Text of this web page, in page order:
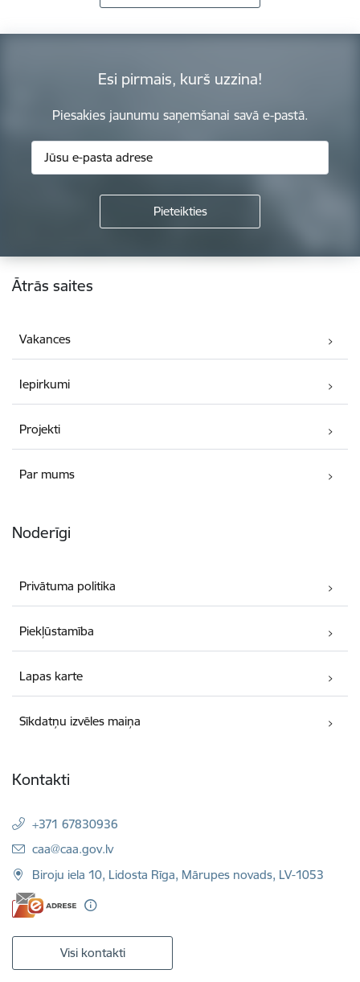
Esi pirmais, kurš uzzina!
Piesakies jaunumu saņemšanai savā e-pastā.
Kājene
Ātrās saites
Vakances
Iepirkumi
Projekti
Par mums
Noderīgi
Privātuma politika
Piekļūstamība
Lapas karte
Sīkdatņu izvēles maiņa
Kontakti
+371 67830936
E-pasts:
caa@caa.gov.lv
Biroju iela 10, Lidosta Rīga, Mārupes novads, LV-1053
Visi kontakti